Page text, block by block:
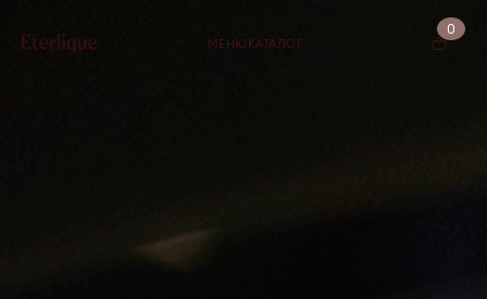
МЕНЮКАТАЛОГ
0
КОРЗИНА (0)